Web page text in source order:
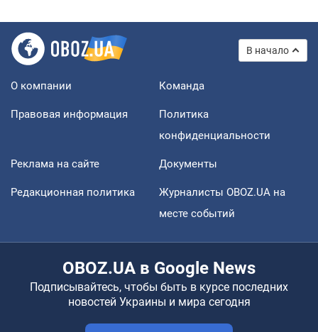
В начало
О компании Команда
Правовая информация
Политика
конфиденциальности
Реклама на сайте Документы
Редакционная политика
Журналисты OBOZ.UA на
месте событий
OBOZ.UA в Google News
Подписывайтесь, чтобы быть в курсе последних
новостей Украины и мира сегодня